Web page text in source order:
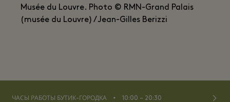
Musée du Louvre. Photo © RMN-Grand Palais
(musée du Louvre) / Jean-Gilles Berizzi
ЧАСЫ РАБОТЫ БУТИК-ГОРОДКА ⬩ 10:00 – 20:30